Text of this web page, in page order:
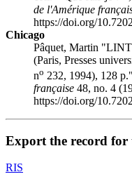
de l'Amérique
https://doi.org/
Chicago
Pâquet, Martin
(Paris, Presses
no 232, 1994), 128
française 48, no. 4
https://doi.org/
Export the record for
RIS